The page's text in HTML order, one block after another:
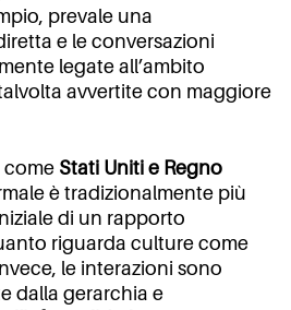
prevale una
e le conversazioni
legate all’ambito
avvertite con maggiore
come Stati Uniti e Regno
è tradizionalmente più
di un rapporto
riguarda culture come
le interazioni sono
dalla gerarchia e